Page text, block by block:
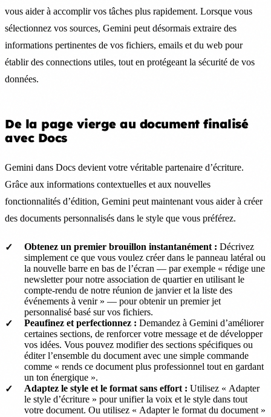
vous aider à accomplir vos tâches plus rapidement. Lorsque vous
sélectionnez vos sources, Gemini peut désormais extraire des
informations pertinentes de vos fichiers, emails et du web pour
établir des connections utiles, tout en protégeant la sécurité de vos
données.
De la page vierge au document finalisé
avec Docs
Gemini dans Docs devient votre véritable partenaire d’écriture.
Grâce aux informations contextuelles et aux nouvelles
fonctionnalités d’édition, Gemini peut maintenant vous aider à créer
des documents personnalisés dans le style que vous préférez.
Obtenez un premier brouillon instantanément : Décrivez
simplement ce que vous voulez créer dans le panneau latéral ou
la nouvelle barre en bas de l’écran — par exemple « rédige une
newsletter pour notre association de quartier en utilisant le
compte-rendu de notre réunion de janvier et la liste des
événements à venir » — pour obtenir un premier jet
personnalisé basé sur vos fichiers.
Peaufinez et perfectionnez : Demandez à Gemini d’améliorer
certaines sections, de renforcer votre message et de développer
vos idées. Vous pouvez modifier des sections spécifiques ou
éditer l’ensemble du document avec une simple commande
comme « rends ce document plus professionnel tout en gardant
un ton énergique ».
Adaptez le style et le format sans effort : Utilisez « Adapter
le style d’écriture » pour unifier la voix et le style dans tout
votre document. Ou utilisez « Adapter le format du document »